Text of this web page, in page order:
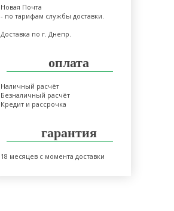
Новая Почта
- по тарифам службы доставки.
Доставка по г. Днепр.
оплата
Наличный расчёт
Безналичный расчёт
Кредит и рассрочка
гарантия
18 месяцев с момента доставки